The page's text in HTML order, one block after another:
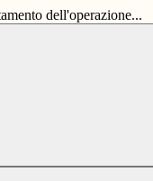
dell'operazione...